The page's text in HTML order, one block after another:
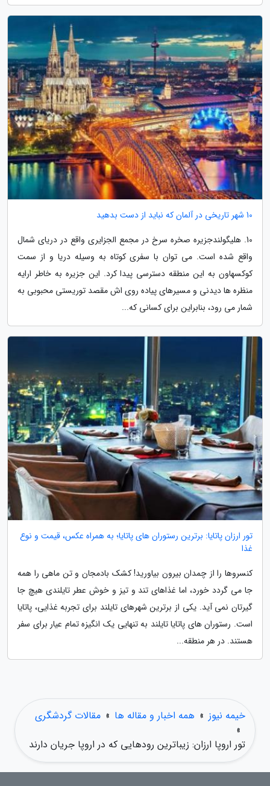
10 شهر تاریخی در آلمان که نباید از دست بدهید
10. هلیگولندجزیره صخره سرخ در مجمع الجزایری واقع در دریای شمال
واقع شده است. می توان با سفری کوتاه به وسیله دریا و از سمت
کوکسهاون به این منطقه دسترسی پیدا کرد. این جزیره به خاطر ارایه
منظره ها دیدنی و مسیرهای پیاده روی اش مقصد توریستی محبوبی به
شمار می رود، بنابراین برای کسانی که...
تور ارزان پاتایا: برترین رستوران های پاتایا؛ به همراه عکس، قیمت و نوع
غذا
کنسروها را از چمدان بیرون بیاورید! کشک بادمجان و تن ماهی را همه
جا می گردد خورد، اما غذاهای تند و تیز و خوش عطر تایلندی هیچ جا
گیرتان نمی آید. یکی از برترین شهرهای تایلند برای تجربه غذایی، پاتایا
است. رستوران های پاتایا تایلند به تنهایی یک انگیزه تمام عیار برای سفر
هستند. در هر منطقه...
خیمه نیوز » همه اخبار و مقاله ها » مقالات گردشگری
»
تور اروپا ارزان: زیباترین رودهایی که در اروپا جریان دارند